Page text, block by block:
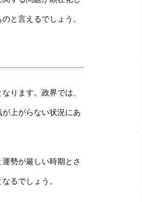
と言えるでしょう。
ります。政界では、
上がらない状況にあ
勢が厳しい時期とさ
るでしょう。